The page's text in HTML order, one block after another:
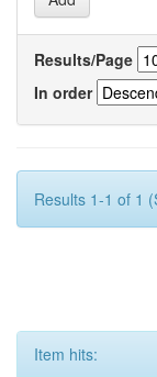
Results/Page
In order
Results 1-1 of 1
Item hits: